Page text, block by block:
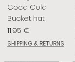
Coca Cola
Bucket hat
Preis
11,95 €
SHIPPING & RETURNS